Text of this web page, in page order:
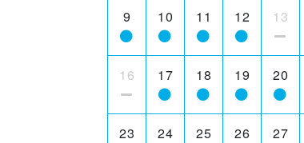
9 10 11 12 13
16 17 18 19 20
23 24 25 26 27